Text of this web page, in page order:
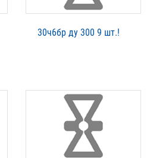
30ч6бр ду 300 9 шт.!